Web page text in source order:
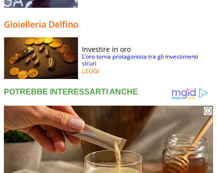
Gioielleria Delfino
Investire in oro
L’oro torna protagonista tra gli investimenti
sicuri
LEGGI